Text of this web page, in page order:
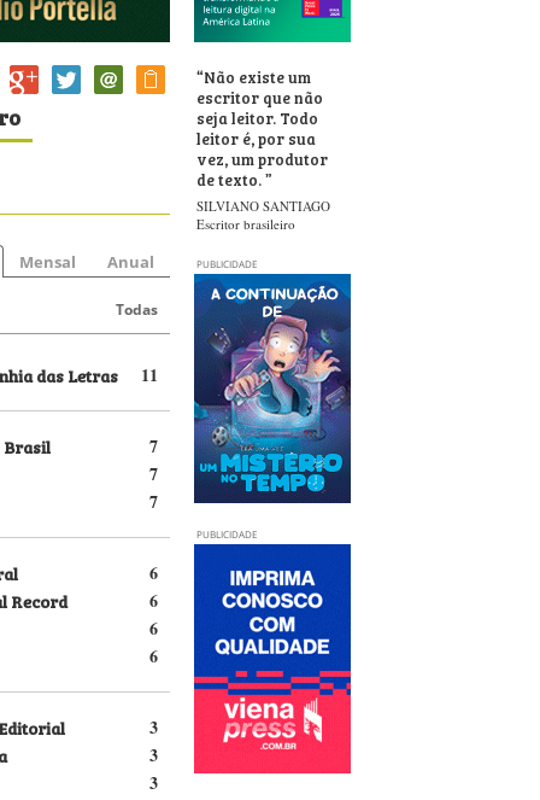
Mensal Anual
Todas
11
das Letras
7
7
7
6
6
Record
6
6
3
3
3
“Não existe um
escritor que não
seja leitor. Todo
leitor é, por sua
vez, um produtor
de texto.”
SILVIANO SANTIAGO
Escritor brasileiro
PUBLICIDADE
PUBLICIDADE